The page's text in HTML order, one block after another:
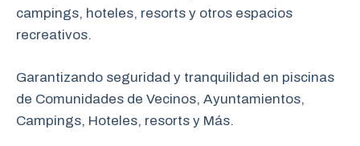
campings, hoteles, resorts y otros espacios
recreativos.
Garantizando seguridad y tranquilidad en piscinas
de Comunidades de Vecinos, Ayuntamientos,
Campings, Hoteles, resorts y Más.